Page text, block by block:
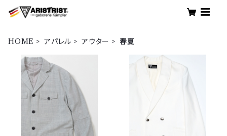
HOME アパレル アウター 春夏